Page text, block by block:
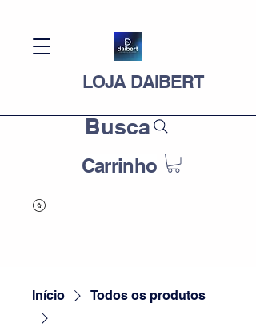
LOJA DAIBERT
Busca
Carrinho
Início Todos os produtos